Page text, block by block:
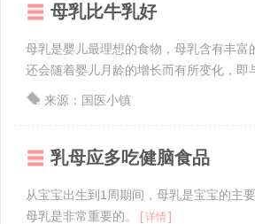
母乳比牛乳好
母乳是婴儿最理想的食物，母乳含有丰
还会随着婴儿月龄的增长而有所变化，
来源：国医小镇
乳母应多吃健脑食品
从宝宝出生到1周期间，母乳是宝宝的主
母乳是非常重要的。
[详情]